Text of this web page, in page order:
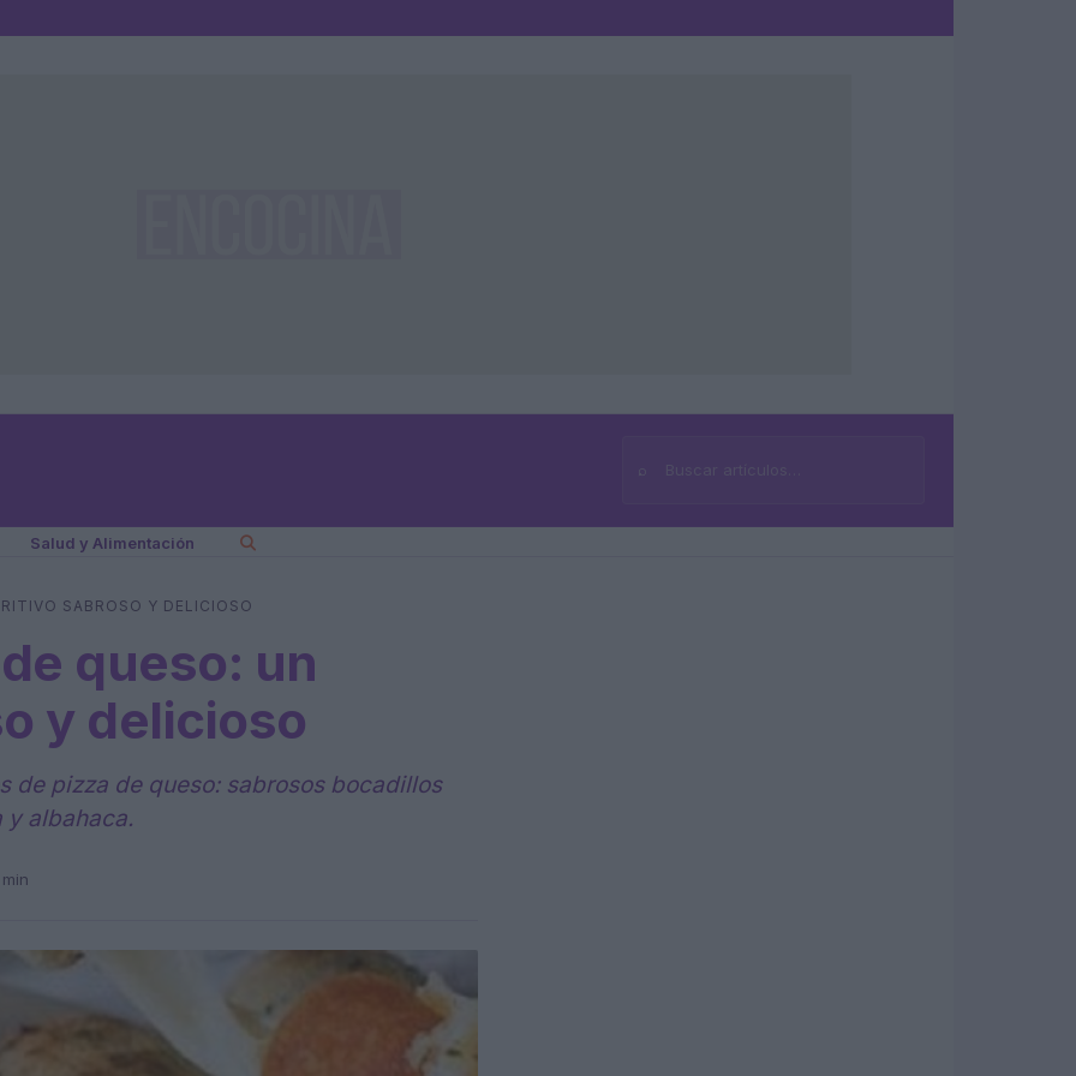
⌕Buscar
Salud y Alimentación
SABROSO Y DELICIOSO
queso: un
y delicioso
de pizza de queso: sabrosos bocadillos
y albahaca.
min